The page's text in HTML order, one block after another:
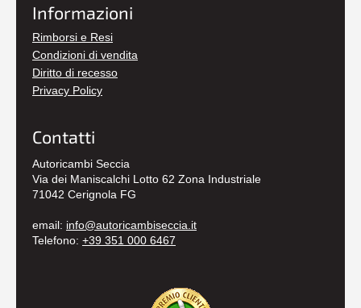
Informazioni
Rimborsi e Resi
Condizioni di vendita
Diritto di recesso
Privacy Policy
Contatti
Autoricambi Seccia
Via dei Maniscalchi Lotto 62 Zona Industriale
71042 Cerignola FG
email: info@autoricambiseccia.it
Telefono: +39 351 000 6467